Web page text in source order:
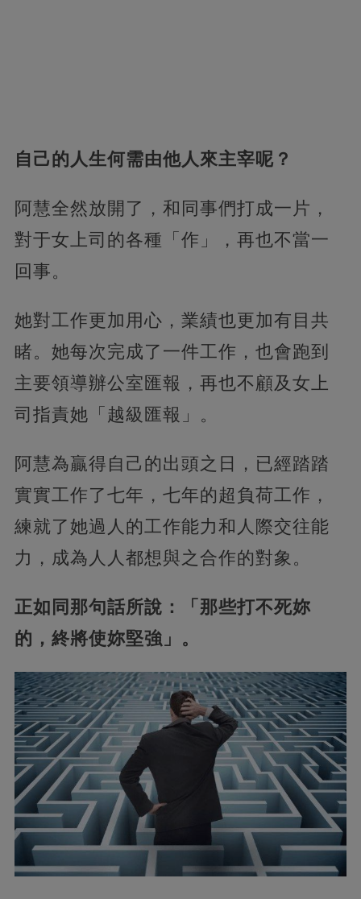
自己的人生何需由他人來主宰呢？
阿慧全然放開了，和同事們打成一片，
對于女上司的各種「作」，再也不當一
回事。
她對工作更加用心，業績也更加有目共
睹。她每次完成了一件工作，也會跑到
主要領導辦公室匯報，再也不顧及女上
司指責她「越級匯報」。
阿慧為贏得自己的出頭之日，已經踏踏
實實工作了七年，七年的超負荷工作，
練就了她過人的工作能力和人際交往能
力，成為人人都想與之合作的對象。
正如同那句話所說：「那些打不死妳
的，終將使妳堅強」。